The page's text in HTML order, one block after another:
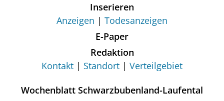
Inserieren
Anzeigen
Todesanzeigen
E-Paper
Redaktion
Kontakt
Standort Verteilgebiet
Wochenblatt Schwarzbubenland-Laufental